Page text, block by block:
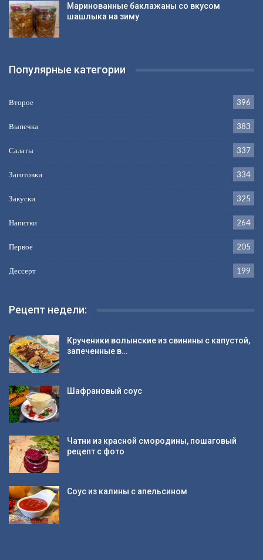
Маринованные баклажаны со вкусом
шашлыка на зиму
Популярные категории
Второе 396
Выпечка 383
Салаты 337
Заготовки 334
Закуски 325
Напитки 264
Первое 205
Дессерт 199
Рецепт недели:
Крученики волынские из свинины с капустой,
запеченные в…
Шафрановый соус
Чатни из красной смородины, пошаговый
рецепт с фото
Соус из калины с апельсином